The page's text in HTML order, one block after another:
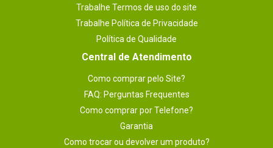
Trabalhe Termos de uso do site
Trabalhe Política de Privacidade
Política de Qualidade
Central de Atendimento
Como comprar pelo Site?
FAQ: Perguntas Frequentes
Como comprar por Telefone?
Garantia
Como trocar ou devolver um produto?